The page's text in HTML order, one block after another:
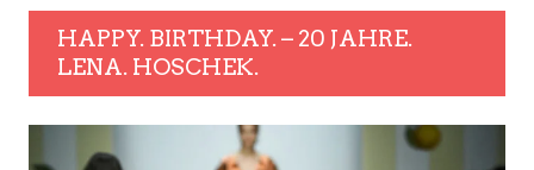
HAPPY. BIRTHDAY. – 20 JAHRE.
LENA. HOSCHEK.